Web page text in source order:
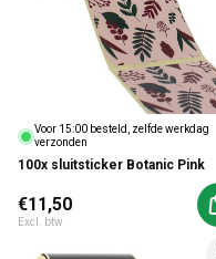
Voor 15:00 besteld, zelfde werkdag
verzonden
100x sluitsticker Botanic Pink
Normale prijs
€11,50
Excl. btw